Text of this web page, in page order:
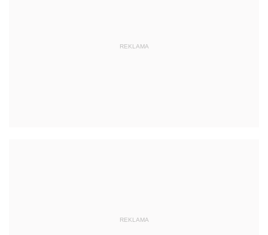
REKLAMA
REKLAMA